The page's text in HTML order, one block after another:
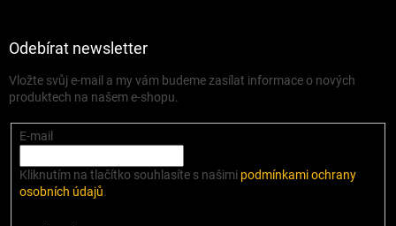
Odebírat newsletter
Vložte svůj e-mail a my vám budeme zasílat informace o nových
produktech na našem e-shopu.
E-mail
Kliknutím na tlačítko souhlasíte s našimi podmínkami ochrany
osobních údajů.